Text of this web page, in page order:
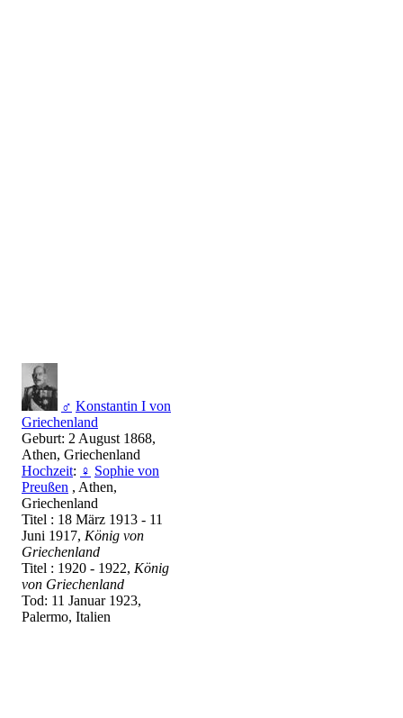
♂ Konstantin I von
Griechenland
Geburt: 2 August 1868,
Athen, Griechenland
Hochzeit: ♀ Sophie von
Preußen , Athen,
Griechenland
Titel : 18 März 1913 - 11
Juni 1917, König von
Griechenland
Titel : 1920 - 1922, König
von Griechenland
Tod: 11 Januar 1923,
Palermo, Italien